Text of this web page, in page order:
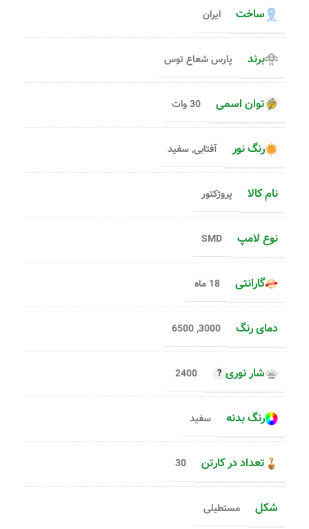
ساخت ایران
برند پارس شعاع توس
توان اسمی 30 وات
رنگ نور آفتابی,سفید
نام کالا پروژکتور
نوع لامپ SMD
گارانتی 18 ماه
دمای رنگ 3000
,
6500
شار نوری 2400
رنگ بدنه سفید
تعداد در کارتن 30
شکل مستطیلی